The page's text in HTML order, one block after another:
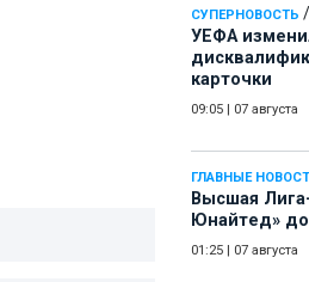
СУПЕРНОВОСТЬ /
УЕФА
карточки
09:05 07 августа
ГЛАВНЫЕ
Высшая
Юнайтед»
01:25 07 августа